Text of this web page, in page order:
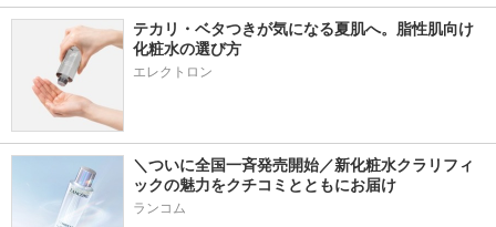
テカリ・ベタつきが気になる夏肌へ。脂性肌向け
化粧水の選び方
エレクトロン
＼ついに全国一斉発売開始／新化粧水クラリフィ
ックの魅力をクチコミとともにお届け
ランコム